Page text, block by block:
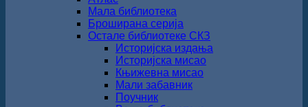
Мала библиотека
Броширана серија
Остале библиотеке СКЗ
Историјска издања
Историјска мисао
Књижевна мисао
Мали забавник
Поучник